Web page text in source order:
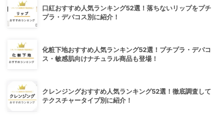
口紅おすすめ人気ランキング52選！落ちないリップをプチ
プラ・デパコス別に紹介！
化粧下地おすすめ人気ランキング52選！プチプラ・デパコ
ス・敏感肌向けナチュラル商品も登場！
クレンジングおすすめ人気ランキング52選！徹底調査して
テクスチャータイプ別に紹介！